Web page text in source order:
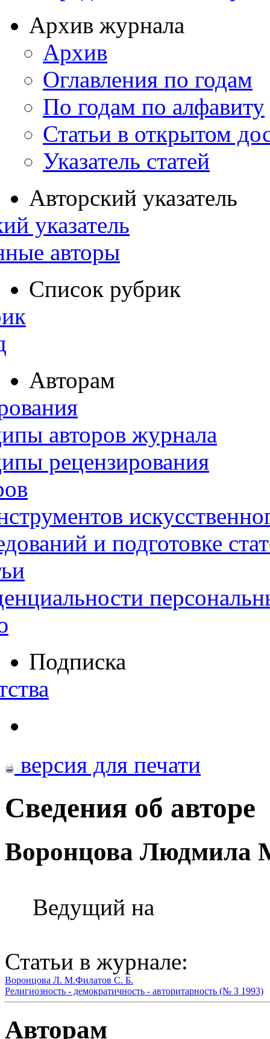
Архив журнала
Архив
Оглавления по годам
По годам по алфавиту
Статьи в открытом
Указатель статей
Авторский указатель
указатель
авторы
Список рубрик
Авторам
авторов журнала
рецензирования
и подготовке
Подписка
версия для печати
Сведения об авторе
Воронцова Людмила
Ведущий на
Статьи в журнале:
Воронцова Л. М.Филатов С. Б.
Религиозность - демократичность - авторитарность (№ 3 1993)
Авторам